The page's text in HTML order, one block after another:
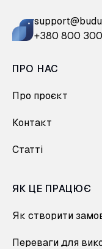
+380 800
ПРО НАС
Про проєкт
Контакт
Статті
ЯК ЦЕ ПРАЦЮЄ
Як створити
Переваги для